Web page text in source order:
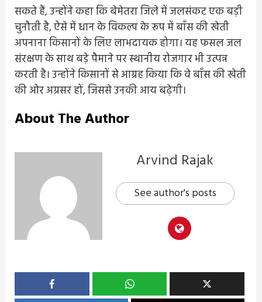
सकते हैं, उन्होंने कहा कि बेमेतरा जिले में जलसंकट एक बड़ी
चुनौती है, ऐसे में धान के विकल्प के रूप में बाँस की खेती
अपनाना किसानों के लिए लाभदायक होगा। यह फसल जल
संरक्षण के साथ बड़े पैमाने पर स्थानीय रोजगार भी उत्पन्न
करती है। उन्होंने किसानों से आग्रह किया कि वे बाँस की खेती
की ओर अग्रसर हों, जिससे उनकी आय बढ़ेगी।
About The Author
Arvind Rajak
See author's posts